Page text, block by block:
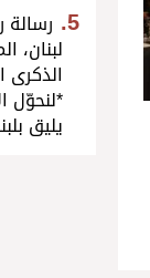
رسالة
الذكرى
*لنحوّل
يليق